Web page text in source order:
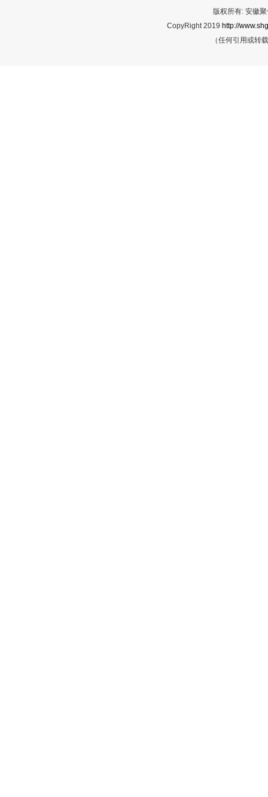
版权所有: 安徽
CopyRight 2019 http://
（任何引用或转